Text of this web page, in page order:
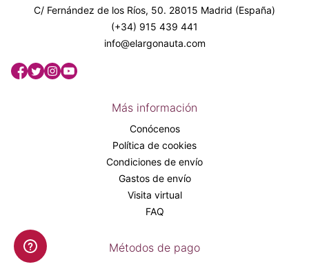
C/ Fernández de los Ríos, 50. 28015 Madrid (España)
(+34) 915 439 441
info@elargonauta.com
Más información
Conócenos
Política de cookies
Condiciones de envío
Gastos de envío
Visita virtual
FAQ
Métodos de pago